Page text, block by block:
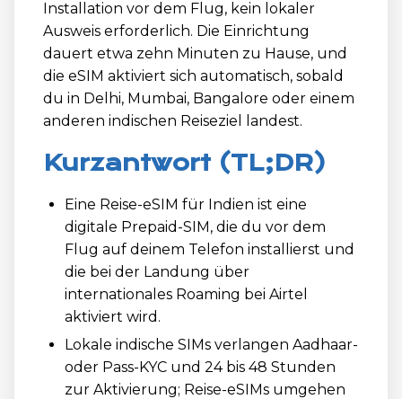
Installation vor dem Flug, kein lokaler
Ausweis erforderlich. Die Einrichtung
dauert etwa zehn Minuten zu Hause, und
die eSIM aktiviert sich automatisch, sobald
du in Delhi, Mumbai, Bangalore oder einem
anderen indischen Reiseziel landest.
Kurzantwort (TL;DR)
Eine Reise-eSIM für Indien ist eine
digitale Prepaid-SIM, die du vor dem
Flug auf deinem Telefon installierst und
die bei der Landung über
internationales Roaming bei Airtel
aktiviert wird.
Lokale indische SIMs verlangen Aadhaar-
oder Pass-KYC und 24 bis 48 Stunden
zur Aktivierung; Reise-eSIMs umgehen